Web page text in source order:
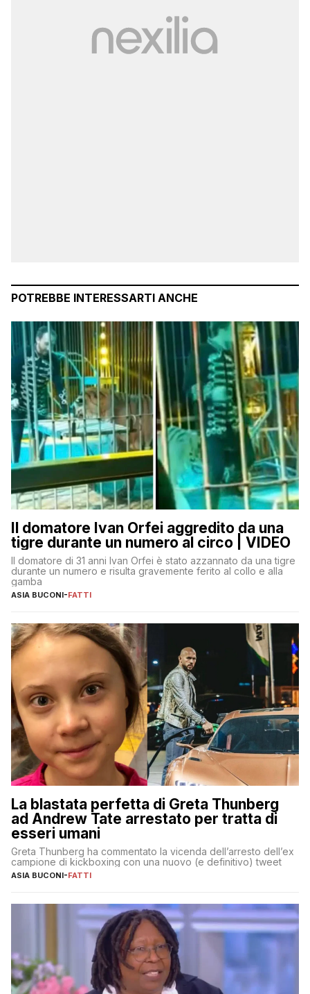
POTREBBE INTERESSARTI ANCHE
Il domatore Ivan Orfei aggredito da una
tigre durante un numero al circo | VIDEO
Il domatore di 31 anni Ivan Orfei è stato azzannato da una tigre
durante un numero e risulta gravemente ferito al collo e alla
gamba
ASIA BUCONI-FATTI
La blastata perfetta di Greta Thunberg
ad Andrew Tate arrestato per tratta di
esseri umani
Greta Thunberg ha commentato la vicenda dell’arresto dell’ex
campione di kickboxing con una nuovo (e definitivo) tweet
ASIA BUCONI-FATTI